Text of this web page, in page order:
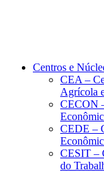
Centros e
CEA –
Agrícola
CECON
CEDE –
CESIT –
do